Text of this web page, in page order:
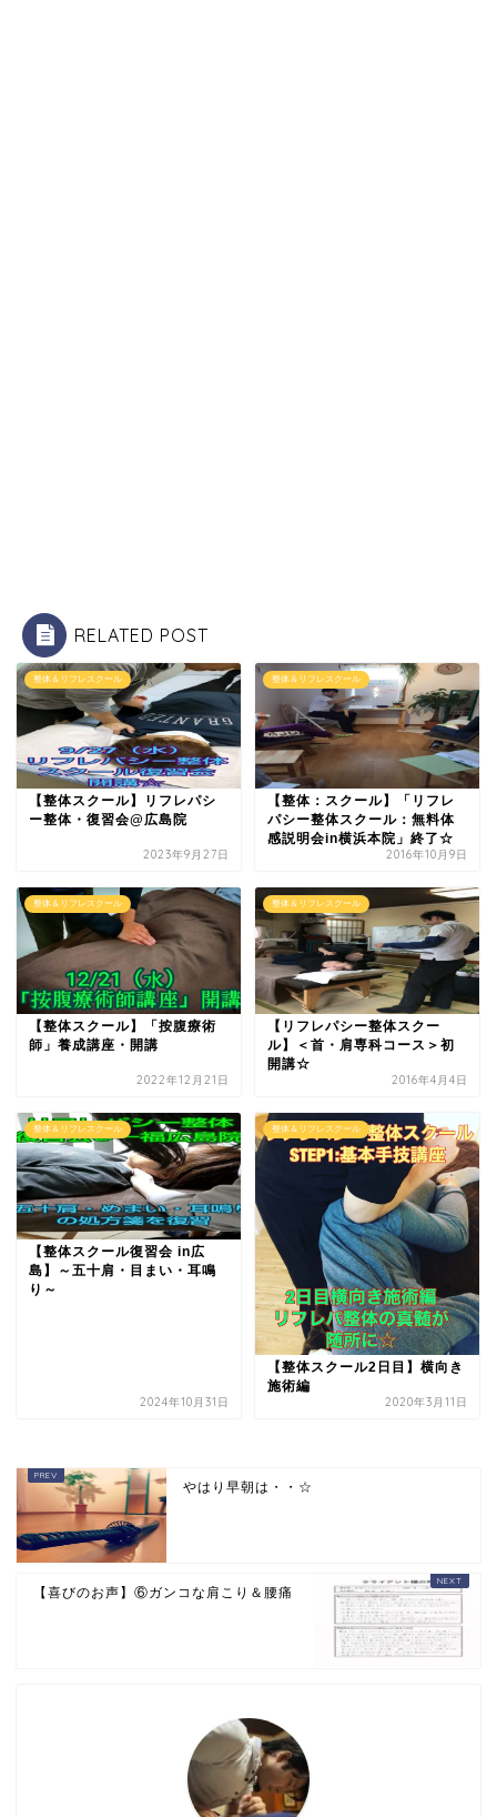
RELATED POST
整体＆リフレスクール
【整体スクール】リフレパシ
ー整体・復習会@広島院
2023年9月27日
整体＆リフレスクール
【整体：スクール】「リフレ
パシー整体スクール：無料体
感説明会in横浜本院」終了☆
2016年10月9日
整体＆リフレスクール
【整体スクール】「按腹療術
師」養成講座・開講
2022年12月21日
整体＆リフレスクール
【リフレパシー整体スクー
ル】＜首・肩専科コース＞初
開講☆
2016年4月4日
整体＆リフレスクール
【整体スクール復習会 in広
島】～五十肩・目まい・耳鳴
り～
2024年10月31日
整体＆リフレスクール
【整体スクール2日目】横向き
施術編
2020年3月11日
やはり早朝は・・☆
【喜びのお声】⑥ガンコな肩こり＆腰痛